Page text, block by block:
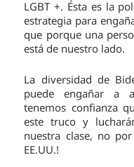
LGBT +. Ésta es la
estrategia para
que porque una
está de nuestro lado.
La diversidad de
puede engañar a
tenemos confianza
este truco y
nuestra clase, no
EE.UU.!